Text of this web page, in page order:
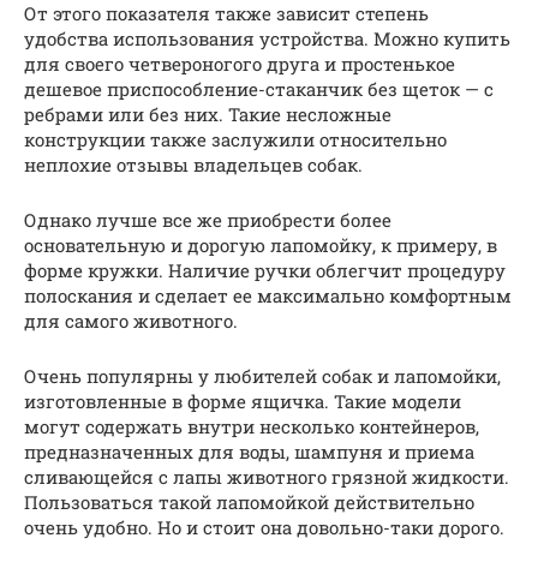
От этого показателя также зависит степень
удобства использования устройства. Можно купить
для своего четвероногого друга и простенькое
дешевое приспособление-стаканчик без щеток — с
ребрами или без них. Такие несложные
конструкции также заслужили относительно
неплохие отзывы владельцев собак.
Однако лучше все же приобрести более
основательную и дорогую лапомойку, к примеру, в
форме кружки. Наличие ручки облегчит процедуру
полоскания и сделает ее максимально комфортным
для самого животного.
Очень популярны у любителей собак и лапомойки,
изготовленные в форме ящичка. Такие модели
могут содержать внутри несколько контейнеров,
предназначенных для воды, шампуня и приема
сливающейся с лапы животного грязной жидкости.
Пользоваться такой лапомойкой действительно
очень удобно. Но и стоит она довольно-таки дорого.